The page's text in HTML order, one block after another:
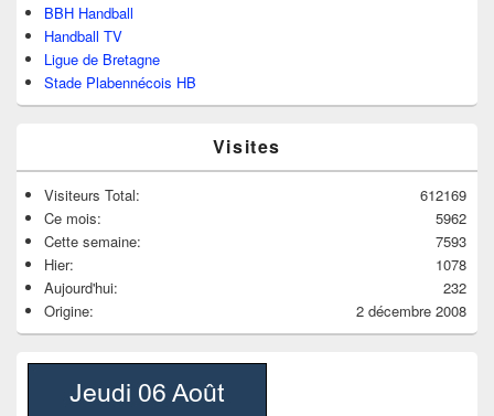
BBH Handball
Handball TV
Ligue de Bretagne
Stade Plabennécois HB
Visites
612169
Visiteurs Total:
5962
Ce mois:
7593
Cette semaine:
1078
Hier:
232
Aujourd'hui:
2 décembre 2008
Origine: